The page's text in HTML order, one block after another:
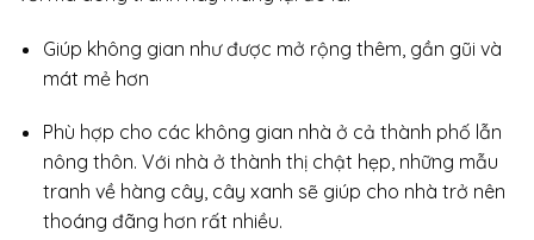
Giúp không gian như được mở rộng thêm, gần gũi và
mát mẻ hơn
Phù hợp cho các không gian nhà ở cả thành phố lẫn
nông thôn. Với nhà ở thành thị chật hẹp, những mẫu
tranh về hàng cây, cây xanh sẽ giúp cho nhà trở nên
thoáng đãng hơn rất nhiều.